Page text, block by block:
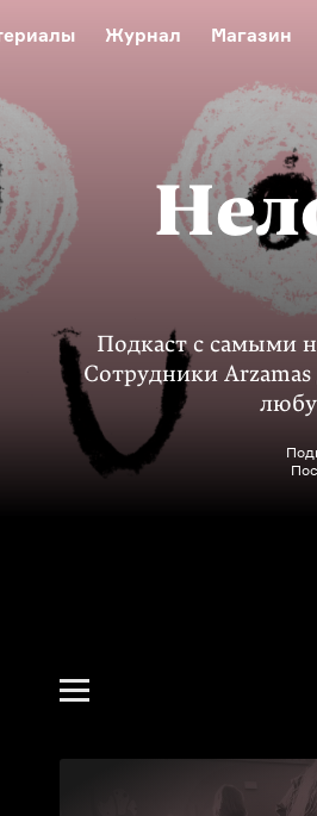
Журнал Магазин
нас Еврейский музей
Видеоистория русской культуры
Русское искусство XX
Подкаст с самыми
Сотрудники